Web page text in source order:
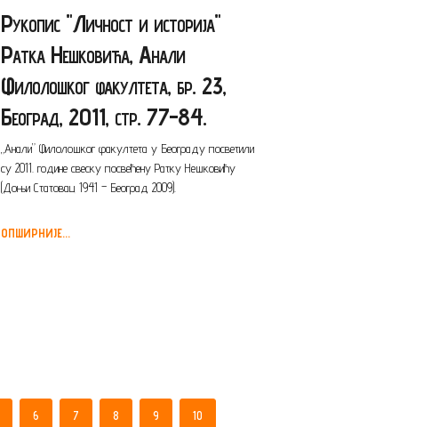
Рукопис "Личност и историја"
Ратка Нешковића, Анали
Филолошког факултета, бр. 23,
Београд, 2011, стр. 77-84.
„Анали” Филолошког факултета у Београду посветили
су 2011. године свеску посвећену Ратку Нешковићу
(Доњи Статовац 1941 – Београд 2009).
ОПШИРНИЈЕ...
6 7 8 9 10